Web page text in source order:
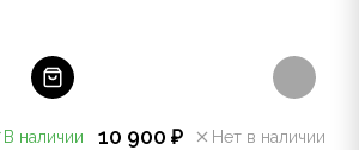
В наличии 10 900 ₽ Нет в наличии